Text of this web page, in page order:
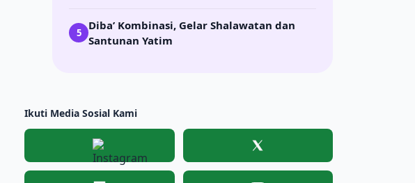
5
Diba’ Kombinasi, Gelar Shalawatan dan
Santunan Yatim
Ikuti Media Sosial Kami
Instagram X